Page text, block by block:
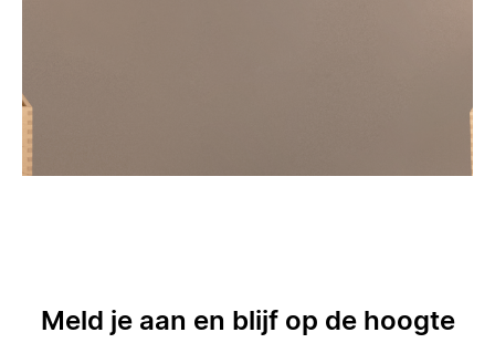
Meld je aan en blijf op de hoogte